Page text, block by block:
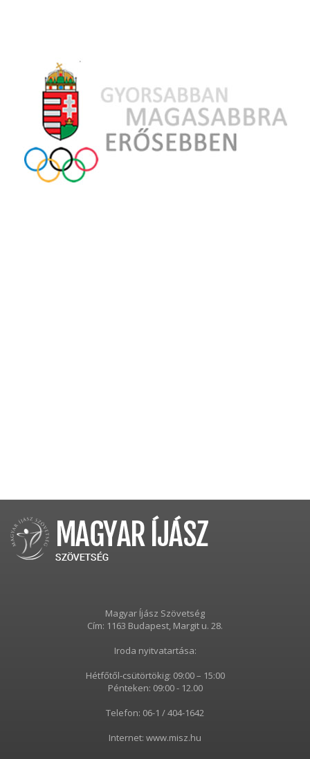
Magyar Íjász Szövetség
Cím: 1163 Budapest, Margit u. 28.
Iroda nyitvatartása:
Hétfőtől-csütörtökig: 09:00 – 15:00
Pénteken: 09:00 - 12.00
Telefon: 06-1 / 404-1642
Internet: www.misz.hu